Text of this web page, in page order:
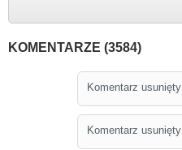
KOMENTARZE (3584)
Komentarz usunięty
Komentarz usunięty